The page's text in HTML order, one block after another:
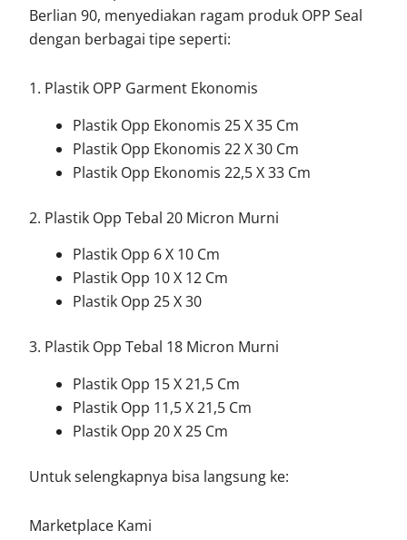
Berlian 90, menyediakan ragam produk OPP Seal
dengan berbagai tipe seperti:
1. Plastik OPP Garment Ekonomis
Plastik Opp Ekonomis 25 X 35 Cm
Plastik Opp Ekonomis 22 X 30 Cm
Plastik Opp Ekonomis 22,5 X 33 Cm
2. Plastik Opp Tebal 20 Micron Murni
Plastik Opp 6 X 10 Cm
Plastik Opp 10 X 12 Cm
Plastik Opp 25 X 30
3. Plastik Opp Tebal 18 Micron Murni
Plastik Opp 15 X 21,5 Cm
Plastik Opp 11,5 X 21,5 Cm
Plastik Opp 20 X 25 Cm
Untuk selengkapnya bisa langsung ke:
Marketplace Kami